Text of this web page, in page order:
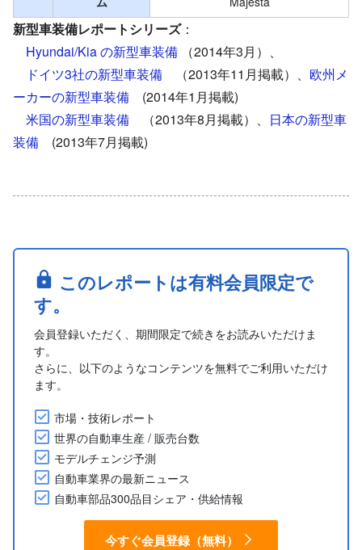
新型車装備レポートシリーズ：
Hyundai/Kia の新型車装備 （2014年3月）、
ドイツ3社の新型車装備 （2013年11月掲載）、 欧州メ
ーカーの新型車装備 (2014年1月掲載)
米国の新型車装備 （2013年8月掲載）、 日本の新型車
装備 (2013年7月掲載)
このレポートは有料会員限定で
す。
会員登録いただく、期間限定で続きをお読みいただけま
す。
さらに、以下のようなコンテンツを無料でご利用いただけ
ます。
市場・技術レポート
世界の自動車生産 / 販売台数
モデルチェンジ予測
自動車業界の最新ニュース
自動車部品300品目シェア・供給情報
今すぐ会員登録（無料）